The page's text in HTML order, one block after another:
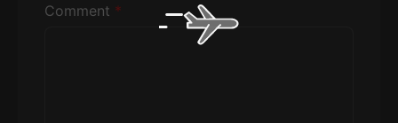
Comment *